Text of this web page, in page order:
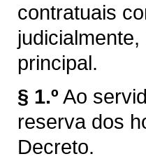
contratuais
principal.
§ 1.º Ao
reserva dos
Decreto.